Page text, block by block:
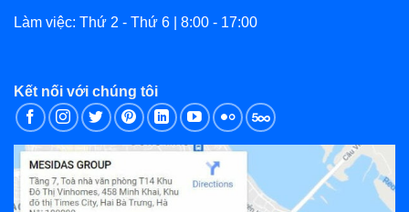
Làm việc: Thứ 2 - Thứ 6 | 8:00 - 17:00
Kết nối với chúng tôi